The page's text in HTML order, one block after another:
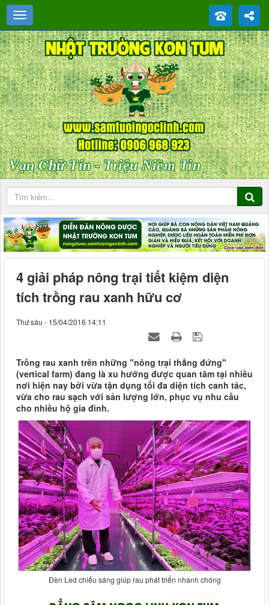
Vạn Chữ Tín - Triệu Niềm Tin
4 giải pháp nông trại tiết kiệm diện
tích trồng rau xanh hữu cơ
Thứ sáu - 15/04/2016 14:11
Trồng rau xanh trên những "nông trại thẳng đứng"
(vertical farm) đang là xu hướng được quan tâm tại nhiều
nơi hiện nay bởi vừa tận dụng tối đa diện tích canh tác,
vừa cho rau sạch với sản lượng lớn, phục vụ nhu cầu
cho nhiều hộ gia đình.
Đèn Led chiếu sáng giúp rau phát triển nhanh chóng